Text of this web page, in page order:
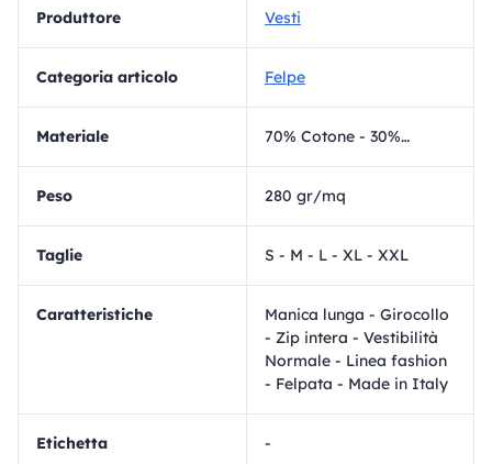
Produttore Vesti
Categoria articolo Felpe
materiale 70% Cotone - 30% Poliestere
Peso 280 gr/mq
Taglie S - M - L - XL - XXL
Caratteristiche
Manica lunga - Girocollo
- Zip intera - Vestibilità
Normale - Linea fashion
- Felpata - Made in Italy
Etichetta -